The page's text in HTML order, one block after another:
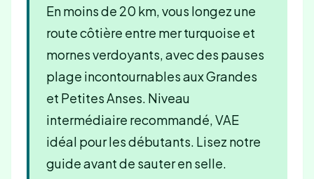
En moins de 20 km, vous longez une
route côtière entre mer turquoise et
mornes verdoyants, avec des pauses
plage incontournables aux Grandes
et Petites Anses. Niveau
intermédiaire recommandé, VAE
idéal pour les débutants. Lisez notre
guide avant de sauter en selle.